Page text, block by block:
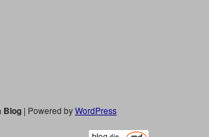
Blog | Powered byWordPress